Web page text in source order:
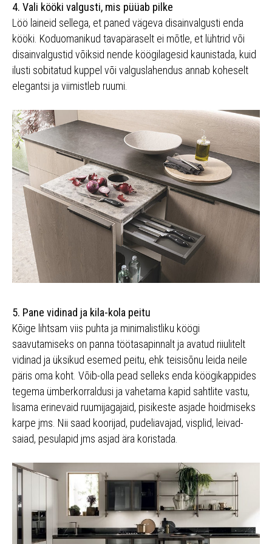
4. Vali kööki valgusti, mis püüab pilke
Löö laineid sellega, et paned vägeva disainvalgusti enda
kööki. Koduomanikud tavapäraselt ei mõtle, et lühtrid või
disainvalgustid võiksid nende köögilagesid kaunistada, kuid
ilusti sobitatud kuppel või valguslahendus annab koheselt
elegantsi ja viimistleb ruumi.
5. Pane vidinad ja kila-kola peitu
Kõige lihtsam viis puhta ja minimalistliku köögi
saavutamiseks on panna töötasapinnalt ja avatud riiulitelt
vidinad ja üksikud esemed peitu, ehk teisisõnu leida neile
päris oma koht. Võib-olla pead selleks enda köögikappides
tegema ümberkorraldusi ja vahetama kapid sahtlite vastu,
lisama erinevaid ruumijagajaid, pisikeste asjade hoidmiseks
karpe jms. Nii saad koorijad, pudeliavajad, visplid, leivad-
saiad, pesulapid jms asjad ära koristada.